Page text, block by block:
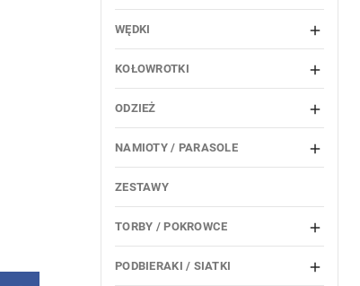
WĘDKI 
KOŁOWROTKI 
ODZIEŻ 
NAMIOTY / PARASOLE 
ZESTAWY
TORBY / POKROWCE 
PODBIERAKI / SIATKI 